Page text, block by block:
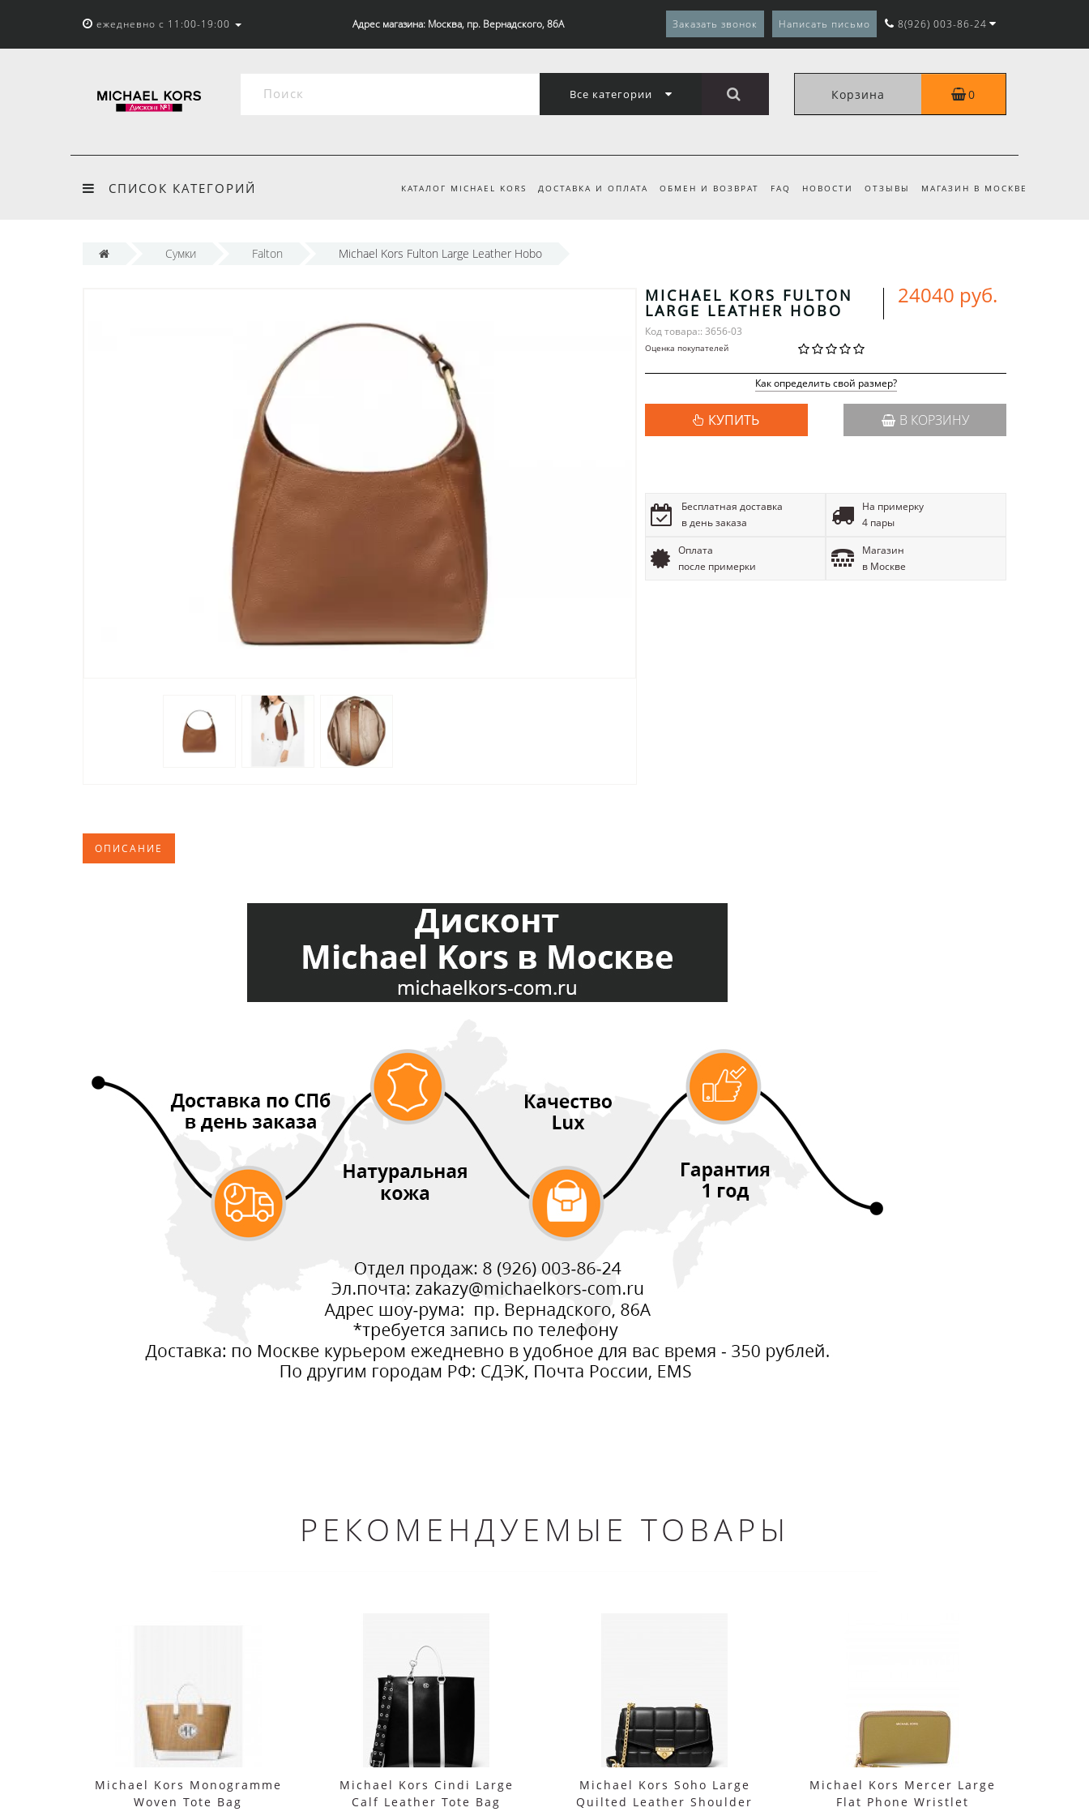
ежедневно с 11:00-19:00 Адрес магазина: Москва, пр. Вернадского, 86А Заказать звонок Написать письмо 8(926) 003-86-24
Все категории Корзина 0
СПИСОК КАТЕГОРИЙ КАТАЛОГ MICHAEL KORS ДОСТАВКА И ОПЛАТА ОБМЕН И ВОЗВРАТ FAQ НОВОСТИ ОТЗЫВЫ МАГАЗИН В МОСКВЕ
Сумки Falton Michael Kors Fulton Large Leather Hobo
MICHAEL KORS FULTON
LARGE LEATHER HOBO
Код товара:: 3656-03
Оценка покупателей
24040 руб.
Как определить свой размер?
КУПИТЬ В КОРЗИНУ
Бесплатная доставка
в день заказа
На примерку
4 пары
Оплата
после примерки
Магазин
в Москве
ОПИСАНИЕ
РЕКОМЕНДУЕМЫЕ ТОВАРЫ
Michael Kors Monogramme
Woven Tote Bag
Michael Kors Cindi Large
Calf Leather Tote Bag
Michael Kors Soho Large
Quilted Leather Shoulder
Michael Kors Mercer Large
Flat Phone Wristlet